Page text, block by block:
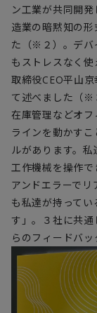
ン工業が共同開発
造業の暗黙知の
た（※２）。デバ
もストレスなく使
取締役CEO平山
て述べました（※
在庫管理などオ
ラインを動かす
ルがあります。私
工作機械を操作
アンドエラーで
も私達が持って
す」。３社に共
らのフィードバッ